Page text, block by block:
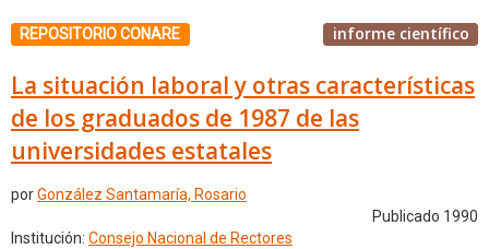
REPOSITORIO CONARE informe científico
La situación laboral y otras características
de los graduados de 1987 de las
universidades estatales
porGonzález Santamaría, Rosario
Publicado 1990
Institución: Consejo Nacional de Rectores